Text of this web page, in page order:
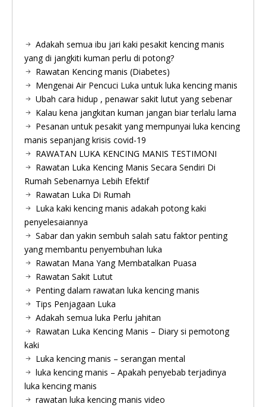
Adakah semua ibu jari kaki pesakit kencing manis
yang di jangkiti kuman perlu di potong?
Rawatan Kencing manis (Diabetes)
Mengenai Air Pencuci Luka untuk luka kencing manis
Ubah cara hidup , penawar sakit lutut yang sebenar
Kalau kena jangkitan kuman jangan biar terlalu lama
Pesanan untuk pesakit yang mempunyai luka kencing
manis sepanjang krisis covid-19
RAWATAN LUKA KENCING MANIS TESTIMONI
Rawatan Luka Kencing Manis Secara Sendiri Di
Rumah Sebenarnya Lebih Efektif
Rawatan Luka Di Rumah
Luka kaki kencing manis adakah potong kaki
penyelesaiannya
Sabar dan yakin sembuh salah satu faktor penting
yang membantu penyembuhan luka
Rawatan Mana Yang Membatalkan Puasa
Rawatan Sakit Lutut
Penting dalam rawatan luka kencing manis
Tips Penjagaan Luka
Adakah semua luka Perlu jahitan
Rawatan Luka Kencing Manis – Diary si pemotong
kaki
Luka kencing manis – serangan mental
luka kencing manis – Apakah penyebab terjadinya
luka kencing manis
rawatan luka kencing manis video